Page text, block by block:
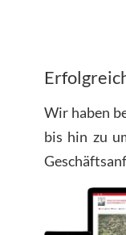
Wir haben
bis hin zu